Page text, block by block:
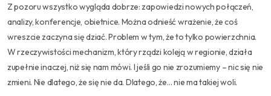
Z pozoru wszystko wygląda dobrze: zapowiedzi nowych połączeń,
analizy, konferencje, obietnice. Można odnieść wrażenie, że coś
wreszcie zaczyna się dziać. Problem w tym, że to tylko powierzchnia.
W rzeczywistości mechanizm, który rządzi koleją w regionie, działa
zupełnie inaczej, niż się nam mówi. I jeśli go nie zrozumiemy – nic się nie
zmieni. Nie dlatego, że się nie da. Dlatego, że… nie ma takiej woli.